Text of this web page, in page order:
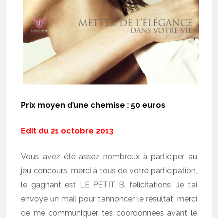
Prix moyen d’une chemise : 50 euros
Edit du 21 octobre 2013
Vous avez été assez nombreux à participer au
jeu concours, merci à tous de votre participation,
le gagnant est LE PETIT B. félicitations! Je t’ai
envoyé un mail pour t’annoncer le résultat, merci
de me communiquer tes coordonnées avant le